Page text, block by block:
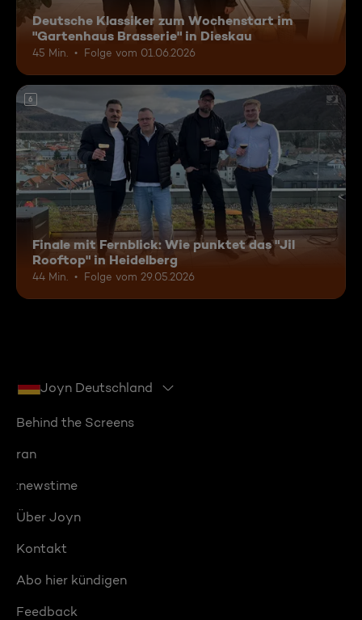
Deutsche Klassiker zum Wochenstart im
"Gartenhaus Brasserie" in Dieskau
45 Min. Folge vom 01.06.2026
6
Finale mit Fernblick: Wie punktet das "Jil
Rooftop" in Heidelberg
44 Min. Folge vom 29.05.2026
Joyn Deutschland
Behind the Screens
ran
:newstime
Über Joyn
Kontakt
Abo hier kündigen
Feedback